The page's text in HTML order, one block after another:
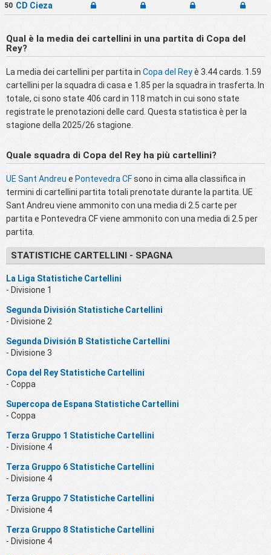
50 CD Cieza
Qual ​​è la media dei cartellini in una partita di Copa del
Rey?
La media dei cartellini per partita in Copa del Reyè 3.44 cards. 1.59
cartellini per la squadra di casa e 1.85 per la squadra in trasferta. In
totale, ci sono state 406 card in 118 match in cui sono state
registrate le prenotazioni delle card. Questa statistica è per la
stagione della 2025/26 stagione.
Quale squadra di Copa del Rey ha più cartellini?
UE Sant Andreu e Pontevedra CFsono in cima alla classifica in
termini di cartellini partita totali prenotate durante la partita. UE
Sant Andreu viene ammonito con una media di 2.5 carte per
partita e Pontevedra CF viene ammonito con una media di 2.5 per
partita.
STATISTICHE CARTELLINI - SPAGNA
La Liga Statistiche Cartellini
- Divisione 1
Segunda División Statistiche Cartellini
- Divisione 2
Segunda División B Statistiche Cartellini
- Divisione 3
Copa del Rey Statistiche Cartellini
- Coppa
Supercopa de Espana Statistiche Cartellini
- Coppa
Terza Gruppo 1 Statistiche Cartellini
- Divisione 4
Terza Gruppo 6 Statistiche Cartellini
- Divisione 4
Terza Gruppo 7 Statistiche Cartellini
- Divisione 4
Terza Gruppo 8 Statistiche Cartellini
- Divisione 4